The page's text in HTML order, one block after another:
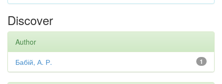
Discover
Author
1
Бабій, А. Р.